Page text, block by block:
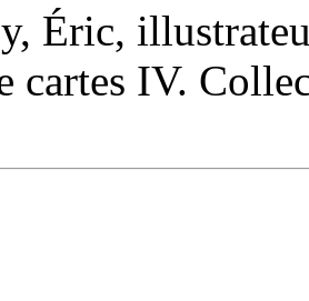
Éric,
cartes IV.